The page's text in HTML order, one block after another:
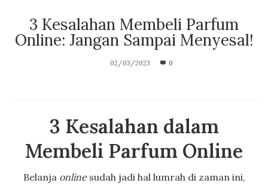
3 Kesalahan Membeli Parfum
Online: Jangan Sampai Menyesal!
02/03/2023 0
3 Kesalahan dalam
Membeli Parfum Online
Belanja onlinesudah jadi hal lumrah di zaman ini,